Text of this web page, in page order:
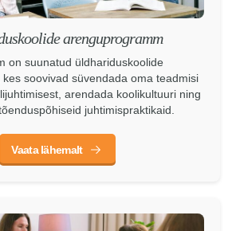
arenguprogramm
on suunatud üldhariduskoolide
soovivad süvendada oma teadmisi
arendada koolikultuuri ning
juhtimispraktikaid.
Vaata lähemalt